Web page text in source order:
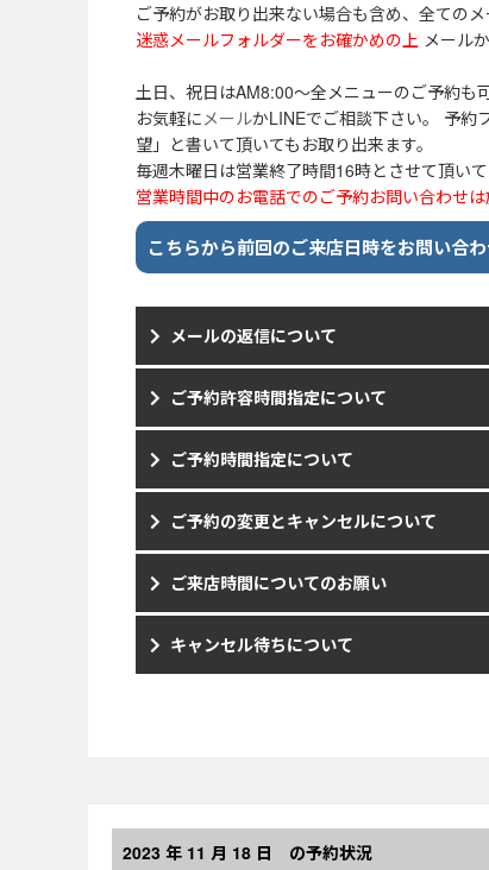
ご予約がお取り出来ない場合も含め、全ての
迷惑メールフォルダーをお確かめの上 メール
土日、祝日はAM8:00～全メニューのご予約も可
お気軽にメールかLINEでご相談下さい。 予約
望」と書いて頂いてもお取り出来ます。
毎週木曜日は営業終了時間16時とさせて頂いて
営業時間中のお電話でのご予約お問い合わせ
こちらから前回のご来店日時をお問い合
メールの返信について
ご予約許容時間指定について
ご予約時間指定について
ご予約の変更とキャンセルについて
ご来店時間についてのお願い
キャンセル待ちについて
2023 年 11 月 18 日 の予約状況